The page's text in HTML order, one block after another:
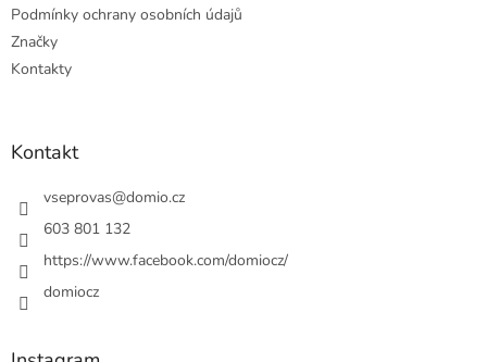
Podmínky ochrany osobních údajů
Značky
Kontakty
Kontakt
vseprovas@domio.cz
603 801 132
https://www.facebook.com/domiocz/
domiocz